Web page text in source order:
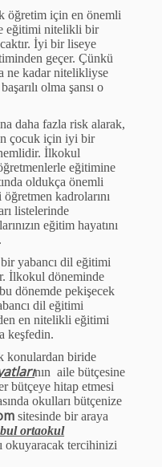
öğretim için enönemli
eğitimi nitelikli bir
İyi bir liseye
geçer.Çünkü
ne kadar nitelikliyse
olma şansı o
daha fazla risk alarak,
çocuk için iyi bir
İlkokul
ğretmenlerle eğitimine
oldukçaönemli
öğretmen kadrolarını
listelerinde
eğitim hayatını
.
yabancı dil eğitimi
İlkokul döneminde
dönemde pekişecek
dil eğitimi
en nitelikli eğitimi
keşfedin.
konulardan biride
nın aile bütçesine
bütçeye hitap etmesi
okulları bütçenize
sitesinde bir araya
ortaokul
okuyaracak tercihinizi